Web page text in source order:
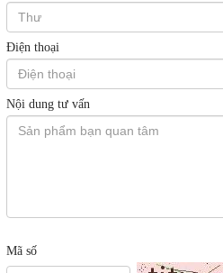
Điện thoại
Nội dung tư vấn
Mã số